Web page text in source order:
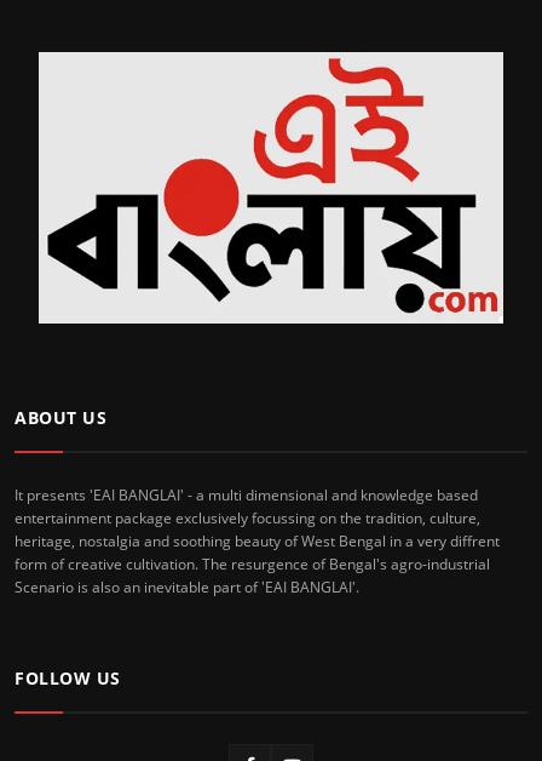
ABOUT US
It presents 'EAI BANGLAI' - a multi dimensional and knowledge based
entertainment package exclusively focussing on the tradition, culture,
heritage, nostalgia and soothing beauty of West Bengal in a very diffrent
form of creative cultivation. The resurgence of Bengal's agro-industrial
Scenario is also an inevitable part of 'EAI BANGLAI'.
FOLLOW US